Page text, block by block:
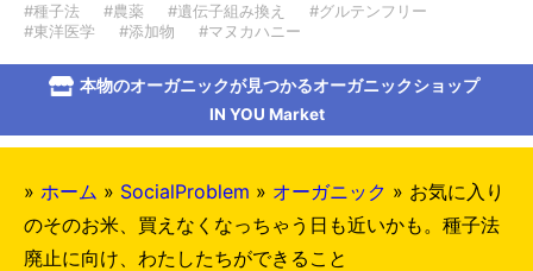
#種子法 #農薬 #遺伝子組み換え
#グルテンフリー
#東洋医学
#添加物 #マヌカハニー
本物のオーガニックが見つかるオーガニックショップ
IN YOU Market
» ホーム » SocialProblem » オーガニック » お気に入り
のそのお米、買えなくなっちゃう日も近いかも。種子法
廃止に向け、わたしたちができること